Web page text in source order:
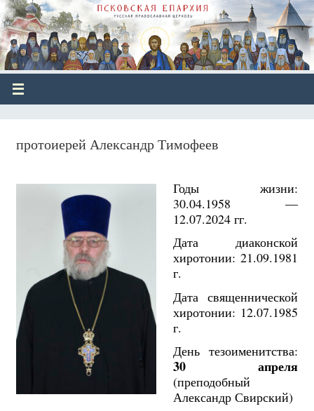
протоиерей Александр Тимофеев
Годы жизни:
30.04.1958 —
12.07.2024 гг.
Дата диаконской
хиротонии: 21.09.1981
г.
Дата священнической
хиротонии: 12.07.1985
г.
День тезоименитства:
30 апреля
(преподобный
Александр Свирский)